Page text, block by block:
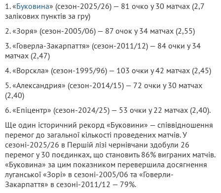
1. «Буковина» (сезон-2025/26) — 81 очко у 30 матчах (2,7
залікових пунктів за гру)
2. «Зоря» (сезон-2005/06) — 87 очок у 34 матчах (2,55)
3. «Говерла-Закарпаття» (сезон-2011/12) — 84 очки у 34
матчах (2,47)
4. «Ворскла» (сезон-1995/96) — 103 очки у 42 матчах (2,45)
5. «Александрия» (сезон-2014/15) — 72 очки у 30 матчах
(2,40)
6. «Епіцентр» (сезон-2024/25) — 53 очки у 22 матчах (2,40).
Ще один історичний рекорд «Буковини» — співвідношення
перемог до загальної кількості проведених матчів. У
сезоні-2025/26 в Першій лізі чернівчани здобули 26
перемог у 30 поєдинках, що становить 86% виграних матчів.
«Буковина» за цим показником перевершила досягнення
луганської «Зорі» в сезоні-2005/06 та «Говерли-
Закарпаття» в сезоні-2011/12 — 79%.